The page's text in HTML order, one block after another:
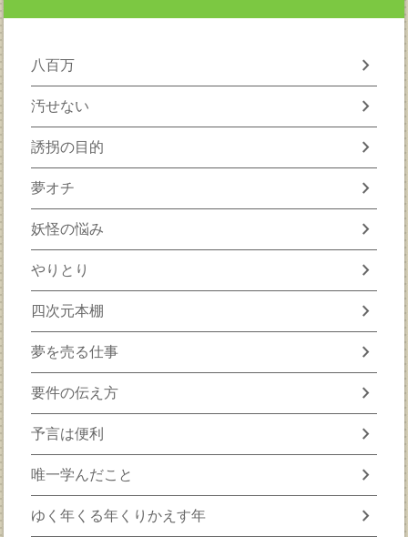
八百万 chevron_right
汚せない chevron_right
誘拐の目的 chevron_right
夢オチ chevron_right
妖怪の悩み chevron_right
やりとり chevron_right
四次元本棚 chevron_right
夢を売る仕事 chevron_right
要件の伝え方 chevron_right
予言は便利 chevron_right
唯一学んだこと chevron_right
ゆく年くる年くりかえす年 chevron_right